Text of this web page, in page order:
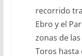
recorrido
Ebro y el
zonas de
Toros hasta